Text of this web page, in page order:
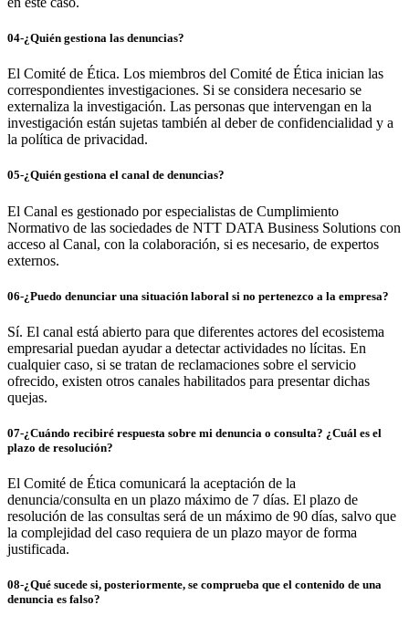
04-¿Quién gestiona las denuncias?
El Comité de Ética. Los miembros del Comité de Ética inician las
correspondientes investigaciones. Si se considera necesario se
externaliza la investigación. Las personas que intervengan en la
investigación están sujetas también al deber de confidencialidad y a
la política de privacidad.
05-¿Quién gestiona el canal de denuncias?
El Canal es gestionado por especialistas de Cumplimiento
Normativo de las sociedades de NTT DATA Business Solutions con
acceso al Canal, con la colaboración, si es necesario, de expertos
externos.
06-¿Puedo denunciar una situación laboral si no pertenezco a la empresa?
Sí. El canal está abierto para que diferentes actores del ecosistema
empresarial puedan ayudar a detectar actividades no lícitas. En
cualquier caso, si se tratan de reclamaciones sobre el servicio
ofrecido, existen otros canales habilitados para presentar dichas
quejas.
07-¿Cuándo recibiré respuesta sobre mi denuncia o consulta? ¿Cuál es el
plazo de resolución?
El Comité de Ética comunicará la aceptación de la
denuncia/consulta en un plazo máximo de 7 días. El plazo de
resolución de las consultas será de un máximo de 90 días, salvo que
la complejidad del caso requiera de un plazo mayor de forma
justificada.
08-¿Qué sucede si, posteriormente, se comprueba que el contenido de una
denuncia es falso?